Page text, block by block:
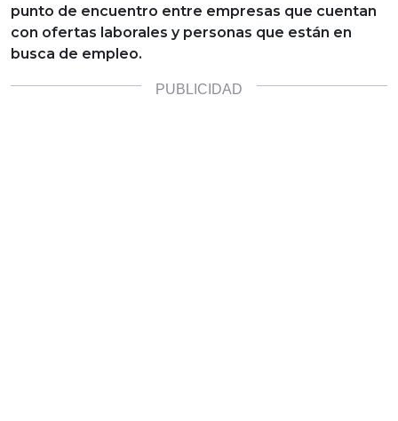
punto de encuentro entre empresas que cuentan
con ofertas laborales y personas que están en
busca de empleo.